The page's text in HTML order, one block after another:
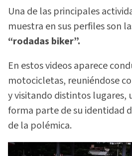
Una de las principales
muestra en sus perfiles son
“rodadas biker”.
En estos videos aparece
motocicletas, reuniéndose
y visitando distintos lugares,
forma parte de su identidad
de la polémica.